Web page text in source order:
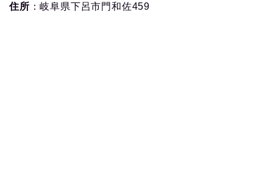
住所 ：岐阜県下呂市門和佐459